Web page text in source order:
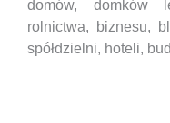
domów, domków
rolnictwa, biznesu,
spółdzielni, hoteli,